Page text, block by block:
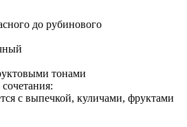
до рубинового
тонами
с выпечкой, куличами, фруктами